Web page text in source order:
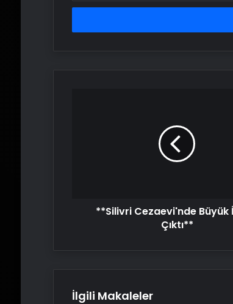
adresinizi
**Silivri Cezaevi'nde Büyük
Çıktı**
İlgili Makaleler